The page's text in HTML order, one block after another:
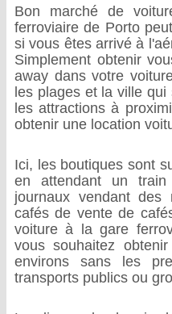
Bon marché de
ferroviaire de Porto
si vous êtes arrivé à
Simplement obtenir
away dans votre
les plages et la ville
les attractions à
obtenir une location
Ici, les boutiques sont
en attendant un
journaux vendant des
cafés de vente de
voiture à la gare
vous souhaitez
environs sans les
transports publics ou